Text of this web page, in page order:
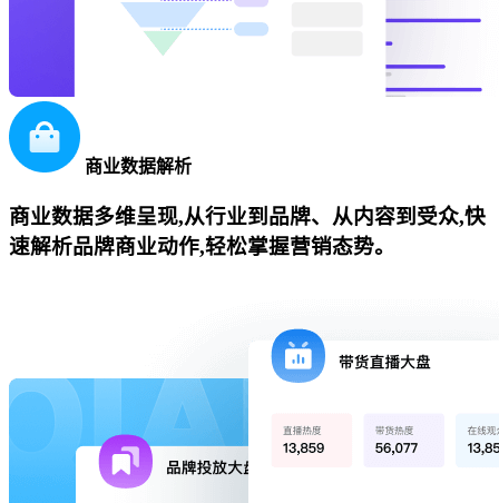
商业数据解析
商业数据多维呈现,从行业到品牌、从内容到受众,快
速解析品牌商业动作,轻松掌握营销态势。